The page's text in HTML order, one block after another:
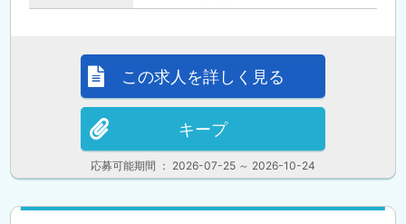
応募可能期間 ： 2026-07-25 ～ 2026-10-24
この求人を詳しく見る
キープ